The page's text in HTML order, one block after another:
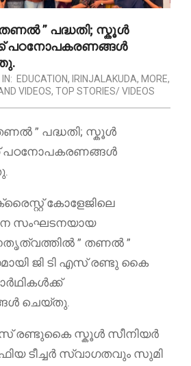
” പദ്ധതി; സ്കൂൾ
പഠനോപകരണങ്ങൾ
IN: EDUCATION, IRINJALAKUDA, MORE,
VIDEOS, TOP STORIES/ VIDEOS
” പദ്ധതി; സ്കൂൾ
പഠനോപകരണങ്ങൾ
കോളേജിലെ
സംഘടനയായ
” തണൽ ”
ജി ടി എസ് രണ്ടു കൈ
ചെയ്തു.
എസ് രണ്ടുകൈ സ്കൂൾ സീനിയർ
ടീച്ചർ സ്വാഗതവും സുമി